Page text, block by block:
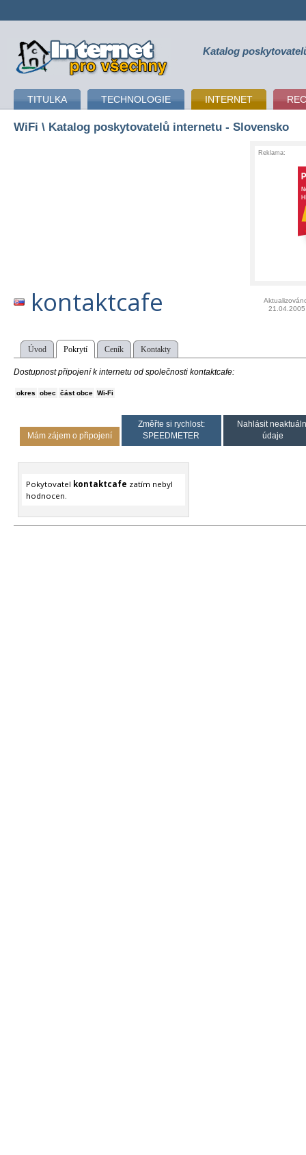
připojení k internetu Katalog
TITULKA TECHNOLOGIE INTERNET
WiFi \ Katalog poskytovatelů internetu - Slovensko
Reklama:
kontaktcafe
21.04.2005
Úvod Pokrytí Ceník Kontakty
Dostupnost připojení k internetu od společnosti kontaktcafe:
okres obec část obce Wi-Fi
Mám zájem o připojení
Změřte si rychlost:
SPEEDMETER
Nahlásit
údaje
Pokytovatel kontaktcafe zatím nebyl
hodnocen.